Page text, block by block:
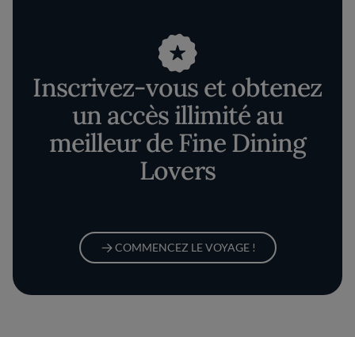
Inscrivez-vous et obtenez
un accès illimité au
meilleur de Fine Dining
Lovers
COMMENCEZ LE VOYAGE !